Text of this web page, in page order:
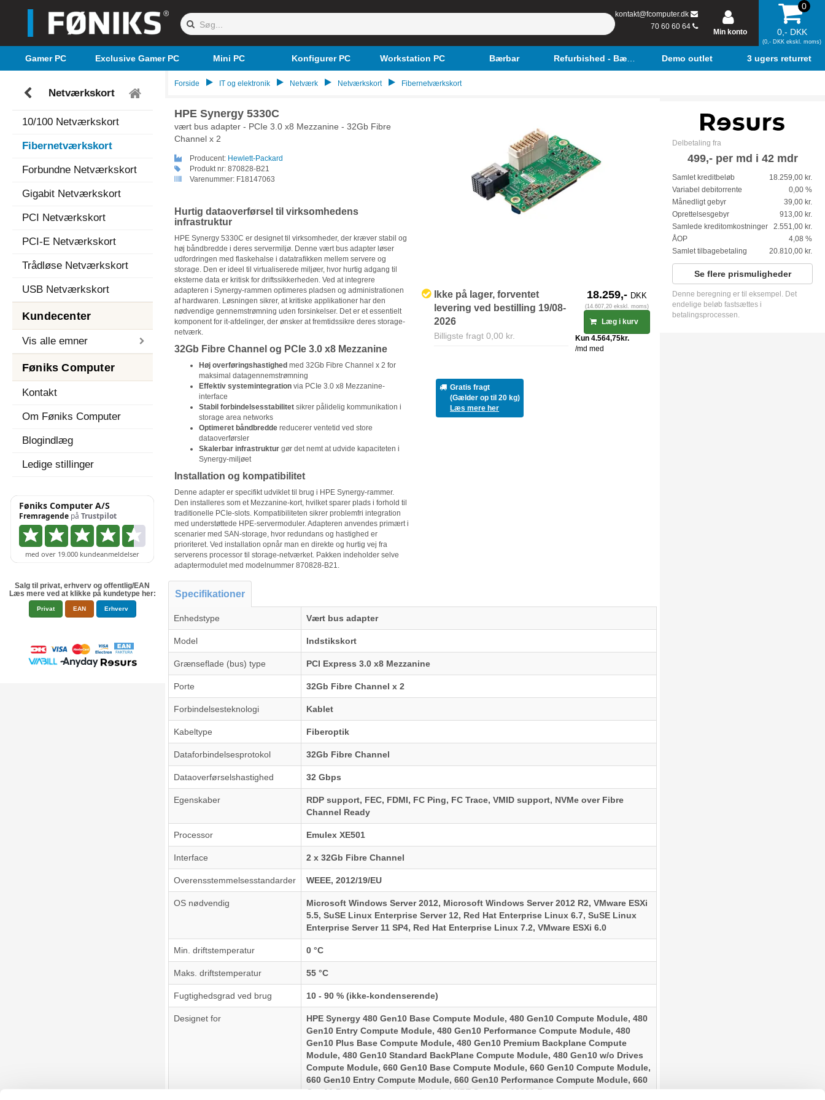
kontakt@fcomputer.dk
70 60 60 64
Min konto
0
0,- DKK
(0,- DKK ekskl. moms)
Gamer PC Exclusive Gamer PC Mini PC Konfigurer PC Workstation PC Bærbar Refurbished - Bærbar Demo outlet 3 ugers returret
Netværkskort
10/100 Netværkskort
Fibernetværkskort
Forbundne Netværkskort
Gigabit Netværkskort
PCI Netværkskort
PCI-E Netværkskort
Trådløse Netværkskort
USB Netværkskort
Kundecenter
Vis alle emner
Føniks Computer
Kontakt
Om Føniks Computer
Blogindlæg
Ledige stillinger
Salg til privat, erhverv og offentlig/EAN
Læs mere ved at klikke på kundetype her:
Privat EAN Erhverv
Forside IT og elektronik Netværk Netværkskort Fibernetværkskort
HPE Synergy 5330C
vært bus adapter - PCIe 3.0 x8 Mezzanine - 32Gb Fibre
Channel x 2
Producent: Hewlett-Packard
Produkt nr: 870828-B21
Varenummer: F18147063
Hurtig dataoverførsel til virksomhedens
infrastruktur
HPE Synergy 5330C er designet til virksomheder, der kræver stabil og
høj båndbredde i deres servermiljø. Denne vært bus adapter løser
udfordringen med flaskehalse i datatrafikken mellem servere og
storage. Den er ideel til virtualiserede miljøer, hvor hurtig adgang til
eksterne data er kritisk for driftssikkerheden. Ved at integrere
adapteren i Synergy-rammen optimeres pladsen og administrationen
af hardwaren. Løsningen sikrer, at kritiske applikationer har den
nødvendige gennemstrømning uden forsinkelser. Det er et essentielt
komponent for it-afdelinger, der ønsker at fremtidssikre deres storage-
netværk.
32Gb Fibre Channel og PCIe 3.0 x8 Mezzanine
Høj overføringshastighed med 32Gb Fibre Channel x 2 for
maksimal datagennemstrømning
Effektiv systemintegrationvia PCIe 3.0 x8 Mezzanine-
interface
Stabil forbindelsesstabilitetsikrer pålidelig kommunikation i
storage area networks
Optimeret båndbreddereducerer ventetid ved store
dataoverførsler
Skalerbar infrastrukturgør det nemt at udvide kapaciteten i
Synergy-miljøet
Installation og kompatibilitet
Denne adapter er specifikt udviklet til brug i HPE Synergy-rammer.
Den installeres som et Mezzanine-kort, hvilket sparer plads i forhold til
traditionelle PCIe-slots. Kompatibiliteten sikrer problemfri integration
med understøttede HPE-servermoduler. Adapteren anvendes primært i
scenarier med SAN-storage, hvor redundans og hastighed er
prioriteret. Ved installation opnår man en direkte og hurtig vej fra
serverens processor til storage-netværket. Pakken indeholder selve
adaptermodulet med modelnummer 870828-B21.
Ikke på lager, forventet
levering ved bestilling 19/08-
2026
Billigste fragt 0,00 kr.
18.259,- DKK
(14.607,20 ekskl. moms)
Læg i kurv
Gratis fragt
(Gælder op til 20 kg)
Læs mere her
Specifikationer
Enhedstype Vært bus adapter
Model Indstikskort
Grænseflade (bus) type PCI Express 3.0 x8 Mezzanine
Porte 32Gb Fibre Channel x 2
Forbindelsesteknologi Kablet
Kabeltype Fiberoptik
Dataforbindelsesprotokol 32Gb Fibre Channel
Dataoverførselshastighed 32 Gbps
Egenskaber
RDP support, FEC, FDMI, FC Ping, FC Trace, VMID support, NVMe over Fibre
Channel Ready
Processor Emulex XE501
Interface 2 x 32Gb Fibre Channel
Overensstemmelsesstandarder WEEE, 2012/19/EU
OS nødvendig
Microsoft Windows Server 2012, Microsoft Windows Server 2012 R2, VMware ESXi
5.5, SuSE Linux Enterprise Server 12, Red Hat Enterprise Linux 6.7, SuSE Linux
Enterprise Server 11 SP4, Red Hat Enterprise Linux 7.2, VMware ESXi 6.0
Min. driftstemperatur 0 °C
Maks. driftstemperatur 55 °C
Fugtighedsgrad ved brug 10 - 90 % (ikke-kondenserende)
Designet for
HPE Synergy 480 Gen10 Base Compute Module, 480 Gen10 Compute Module, 480
Gen10 Entry Compute Module, 480 Gen10 Performance Compute Module, 480
Gen10 Plus Base Compute Module, 480 Gen10 Premium Backplane Compute
Module, 480 Gen10 Standard BackPlane Compute Module, 480 Gen10 w/o Drives
Compute Module, 660 Gen10 Base Compute Module, 660 Gen10 Compute Module,
660 Gen10 Entry Compute Module, 660 Gen10 Performance Compute Module, 660
Gen10 Premium Compute Module ¦ HPE Synergy 12000 Frame
Delbetaling fra
499,- per md i 42 mdr
Samlet kreditbeløb
18.259,00 kr.
Variabel debitorrente
0,00 %
Månedligt gebyr
39,00 kr.
Oprettelsesgebyr
913,00 kr.
Samlede kreditomkostninger
2.551,00 kr.
ÅOP
4,08 %
Samlet tilbagebetaling
20.810,00 kr.
Se flere prismuligheder
Denne beregning er til eksempel. Det
endelige beløb fastsættes i
betalingsprocessen.